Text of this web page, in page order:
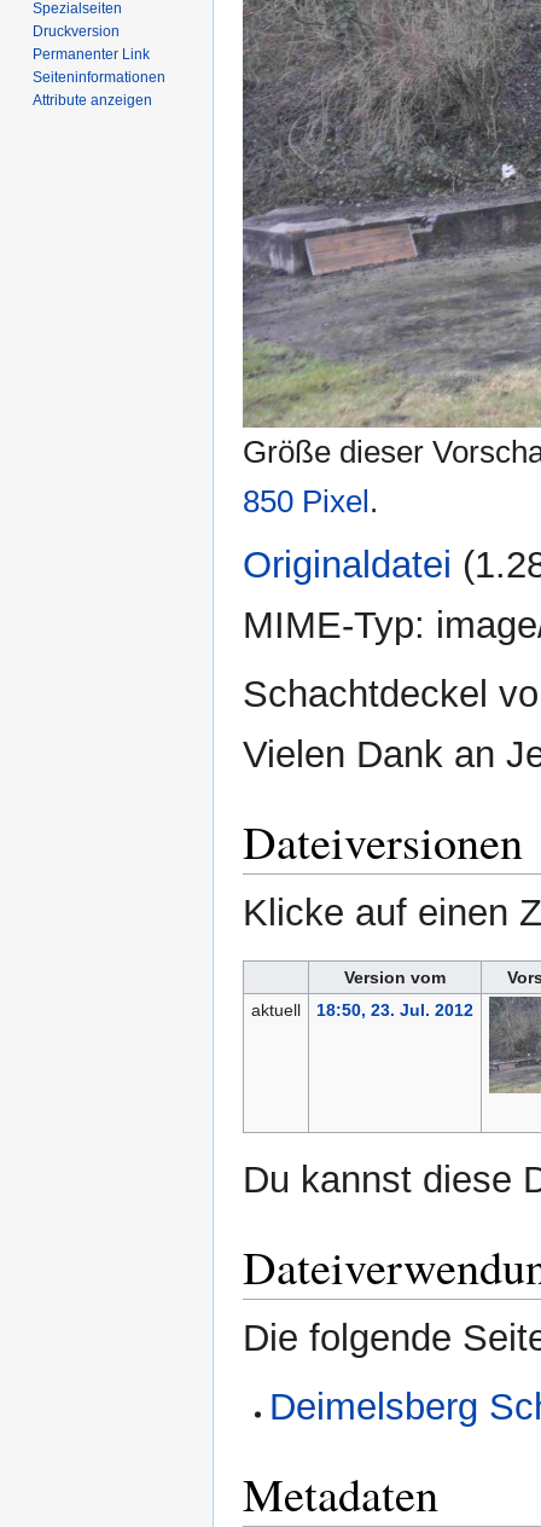
Größe dieser
850 Pixel.
Originaldatei
MIME-Typ:
Schachtdeckel
Vielen Dank an
Dateiversionen
Klicke auf einen
Version vom
aktuell
18:50, 23. Jul. 2012
Du kannst diese
Die folgende
Deimelsberg
Metadaten
Spezialseiten
Druckversion
Permanenter Link
Seiten­­informationen
Attribute anzeigen